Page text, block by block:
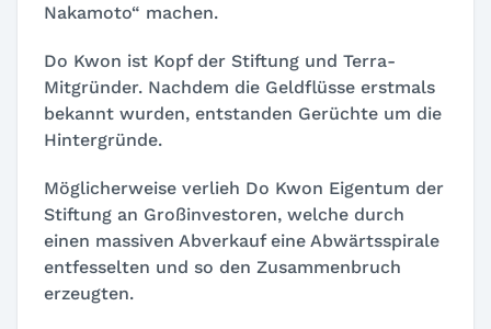
Nakamoto“ machen.
Do Kwon ist Kopf der Stiftung und Terra-
Mitgründer. Nachdem die Geldflüsse erstmals
bekannt wurden, entstanden Gerüchte um die
Hintergründe.
Möglicherweise verlieh Do Kwon Eigentum der
Stiftung an Großinvestoren, welche durch
einen massiven Abverkauf eine Abwärtsspirale
entfesselten und so den Zusammenbruch
erzeugten.